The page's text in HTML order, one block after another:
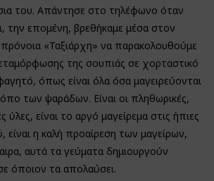
του. Απάντησε στο τηλέφωνο όταν
την επομένη, βρεθήκαμε μέσα στον
«Ταξιάρχη» να παρακολουθούμε
της σουπιάς σε χορταστικό
όπως είναι όλα όσα μαγειρεύονται
των ψαράδων. Είναι οι πληθωρικές,
ύλες, είναι το αργό μαγείρεμα στις ήπιες
είναι η καλή προαίρεση των μαγείρων,
αυτά τα γεύματα δημιουργούν
όποιον τα απολαύσει.